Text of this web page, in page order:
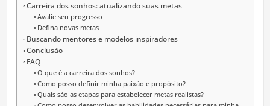
Carreira dos sonhos: atualizando suas metas
Avalie seu progresso
Defina novas metas
Buscando mentores e modelos inspiradores
Conclusão
FAQ
O que é a carreira dos sonhos?
Como posso definir minha paixão e propósito?
Quais são as etapas para estabelecer metas realistas?